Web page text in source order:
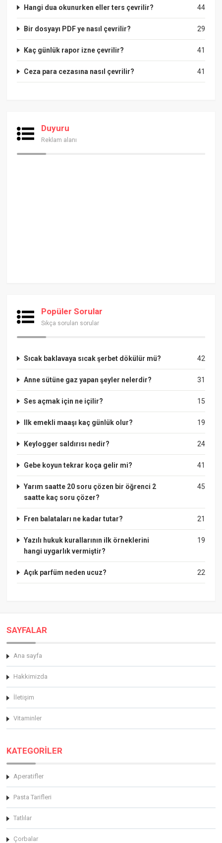
44
Hangi dua okunurken eller ters çevrilir?
29
Bir dosyayı PDF ye nasıl çevrilir?
41
Kaç günlük rapor izne çevrilir?
41
Ceza para cezasına nasıl çevrilir?
Duyuru
Reklam alanı
Popüler Sorular
Sıkça sorulan sorular
42
Sıcak baklavaya sıcak şerbet dökülür mü?
31
Anne sütüne gaz yapan şeyler nelerdir?
15
Ses açmak için ne içilir?
19
Ilk emekli maaşı kaç günlük olur?
24
Keylogger saldırısı nedir?
41
Gebe koyun tekrar koça gelir mi?
45
Yarım saatte 20 soru çözen bir öğrenci 2
saatte kaç soru çözer?
21
Fren balataları ne kadar tutar?
19
Yazılı hukuk kurallarının ilk örneklerini
hangi uygarlık vermiştir?
22
Açık parfüm neden ucuz?
SAYFALAR
Ana sayfa
Hakkimizda
İletişim
Vitaminler
KATEGORİLER
Aperatifler
Pasta Tarifleri
Tatlılar
Çorbalar